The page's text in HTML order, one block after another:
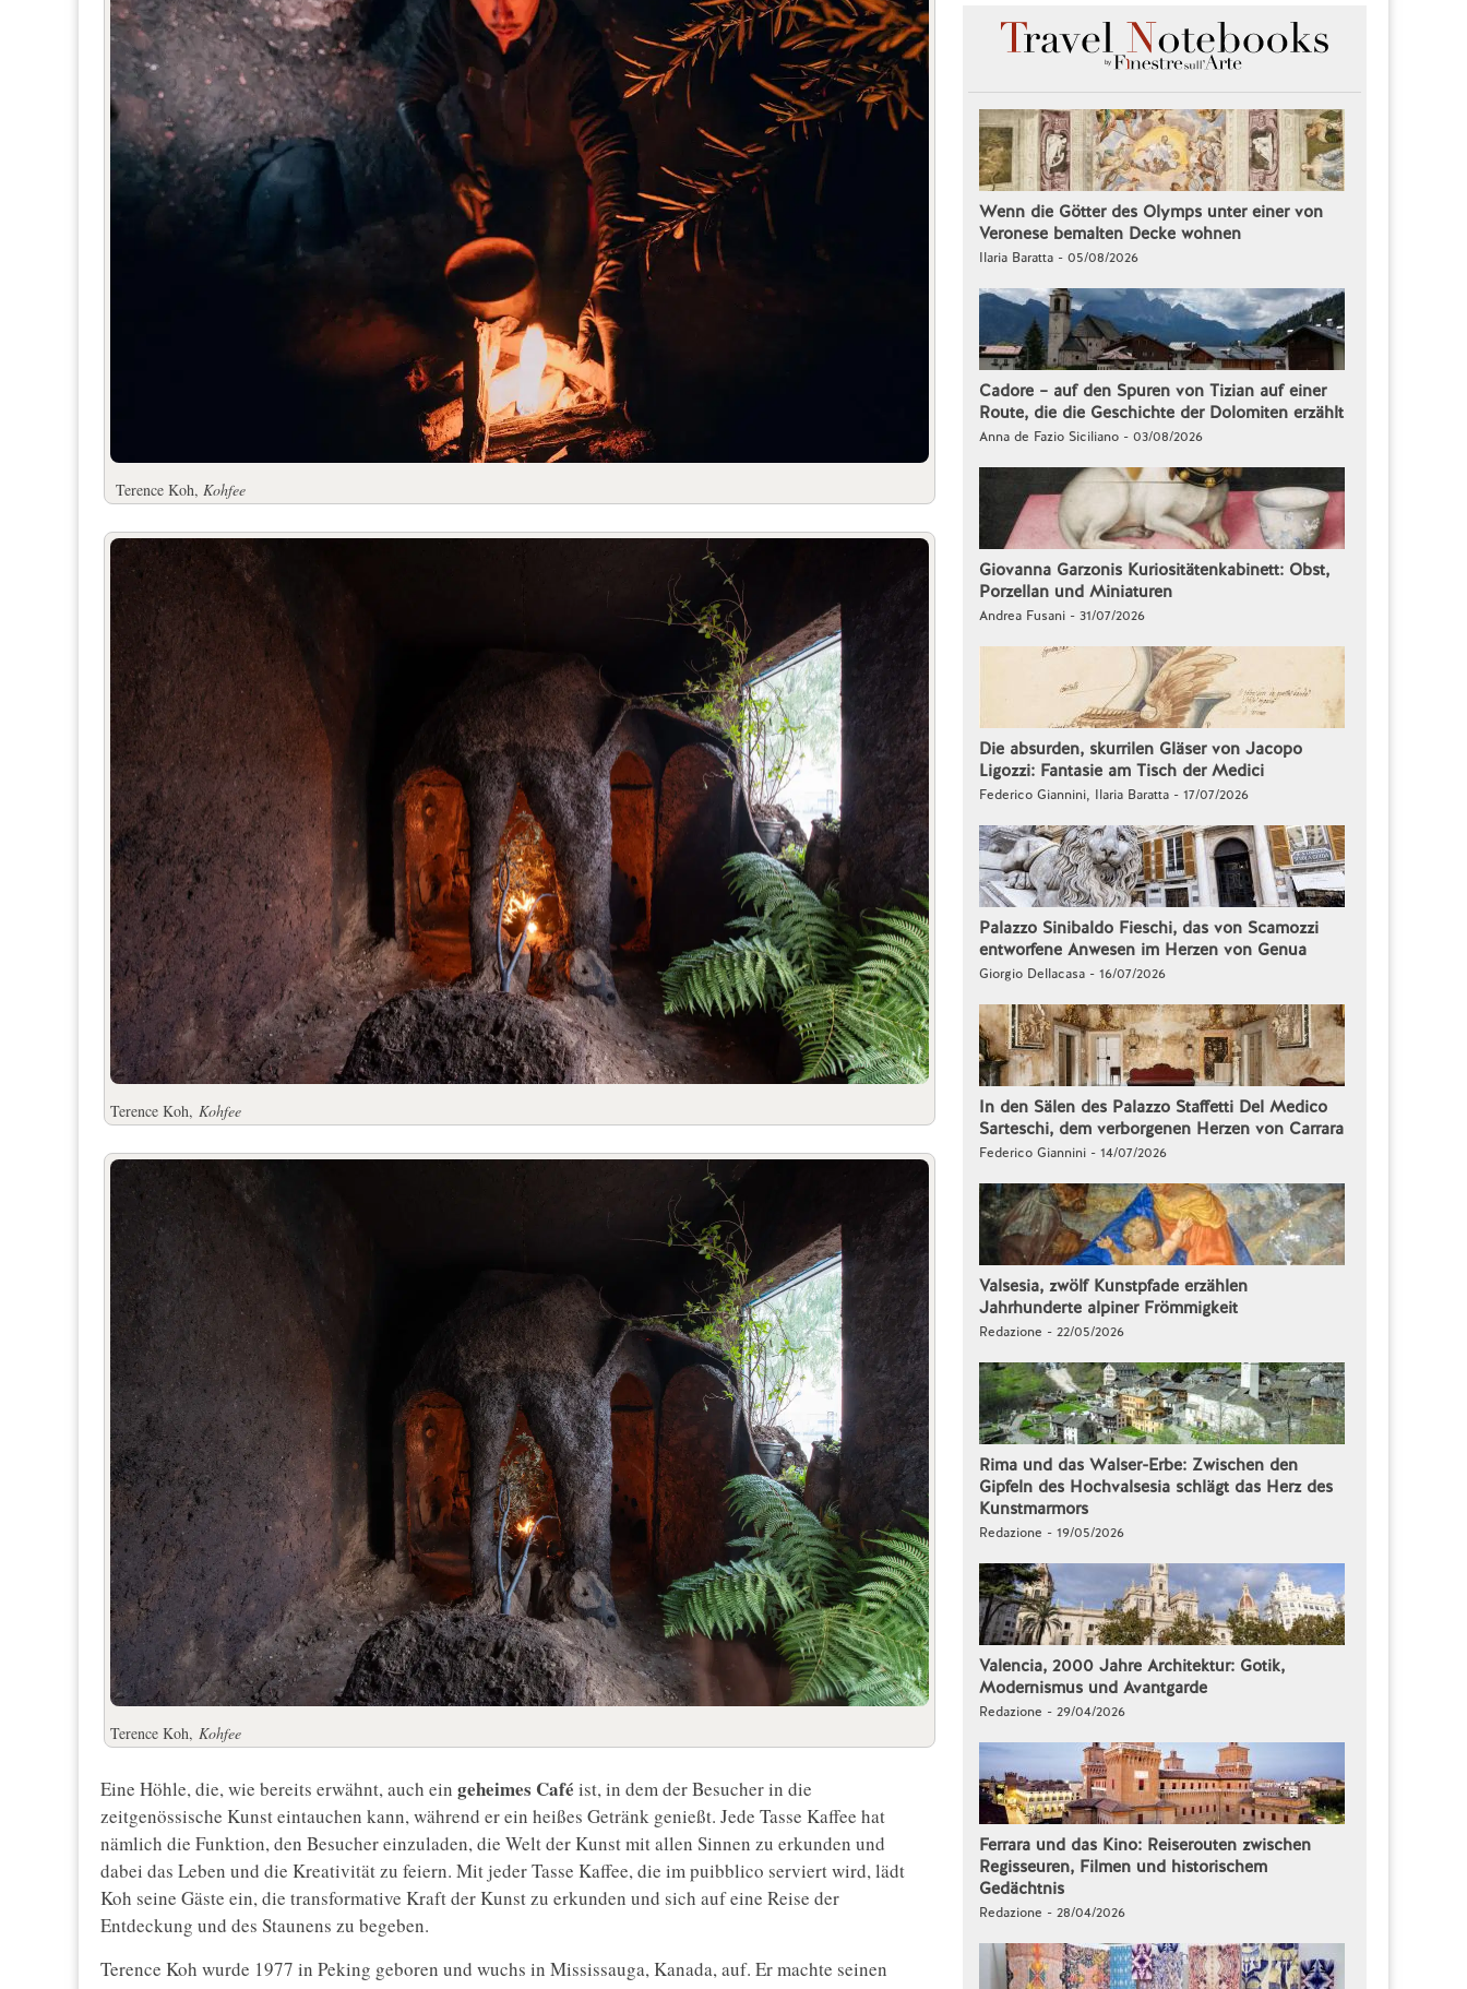
Terence Koh, Kohfee
Terence Koh, Kohfee
Terence Koh, Kohfee
Eine Höhle, die, wie bereits erwähnt, auch ein geheimes Café ist, in dem der Besucher in die
zeitgenössische Kunst eintauchen kann, während er ein heißes Getränk genießt. Jede Tasse Kaffee hat
nämlich die Funktion, den Besucher einzuladen, die Welt der Kunst mit allen Sinnen zu erkunden und
dabei das Leben und die Kreativität zu feiern. Mit jeder Tasse Kaffee, die im puibblico serviert wird, lädt
Koh seine Gäste ein, die transformative Kraft der Kunst zu erkunden und sich auf eine Reise der
Entdeckung und des Staunens zu begeben.
Terence Koh wurde 1977 in Peking geboren und wuchs in Mississauga, Kanada, auf. Er machte seinen
Wenn die Götter des Olymps unter einer von
Veronese bemalten Decke wohnen
Ilaria Baratta - 05/08/2026
Cadore – auf den Spuren von Tizian auf einer
Route, die die Geschichte der Dolomiten erzählt
Anna de Fazio Siciliano - 03/08/2026
Giovanna Garzonis Kuriositätenkabinett: Obst,
Porzellan und Miniaturen
Andrea Fusani - 31/07/2026
Die absurden, skurrilen Gläser von Jacopo
Ligozzi: Fantasie am Tisch der Medici
Federico Giannini, Ilaria Baratta - 17/07/2026
Palazzo Sinibaldo Fieschi, das von Scamozzi
entworfene Anwesen im Herzen von Genua
Giorgio Dellacasa - 16/07/2026
In den Sälen des Palazzo Staffetti Del Medico
Sarteschi, dem verborgenen Herzen von Carrara
Federico Giannini - 14/07/2026
Valsesia, zwölf Kunstpfade erzählen
Jahrhunderte alpiner Frömmigkeit
Redazione - 22/05/2026
Rima und das Walser-Erbe: Zwischen den
Gipfeln des Hochvalsesia schlägt das Herz des
Kunstmarmors
Redazione - 19/05/2026
Valencia, 2000 Jahre Architektur: Gotik,
Modernismus und Avantgarde
Redazione - 29/04/2026
Ferrara und das Kino: Reiserouten zwischen
Regisseuren, Filmen und historischem
Gedächtnis
Redazione - 28/04/2026